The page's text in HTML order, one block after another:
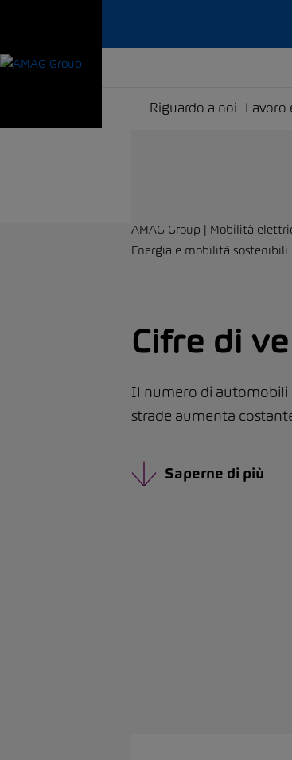
Riguardo a noi Lavoro
AMAG Group | Mobilità
Energia e mobilità sostenibili
Cifre di
Il numero di
strade aumenta
Saperne di più